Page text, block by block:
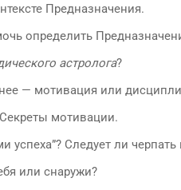
Предназначения.
определить
астролога?
— мотивация или
мотивации.
успеха”? Следует ли
или снаружи?